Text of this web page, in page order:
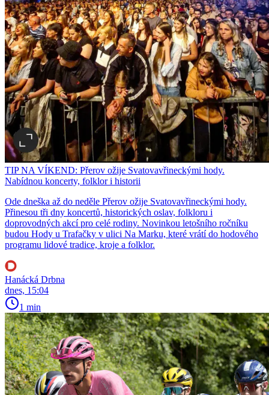
TIP NA VÍKEND: Přerov ožije Svatovavřineckými hody.
Nabídnou koncerty, folklor i historii
Ode dneška až do neděle Přerov ožije Svatovavřineckými hody.
Přinesou tři dny koncertů, historických oslav, folkloru i
doprovodných akcí pro celé rodiny. Novinkou letošního ročníku
budou Hody u Trafačky v ulici Na Marku, které vrátí do hodového
programu lidové tradice, kroje a folklor.
Hanácká Drbna
dnes, 15:04
1 min